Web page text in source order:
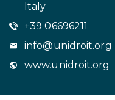
Italy
+39 06696211
info@unidroit.org
www.unidroit.org